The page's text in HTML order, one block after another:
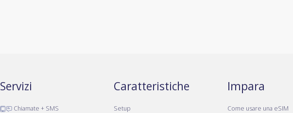
Servizi
Chiamate + SMS
Caratteristiche
Setup
Impara
Come usare una eSIM